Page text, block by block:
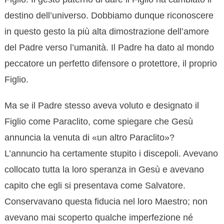
destino dell’universo. Dobbiamo dunque riconoscere
in questo gesto la più alta dimostrazione dell’amore
del Padre verso l’umanità. Il Padre ha dato al mondo
peccatore un perfetto difensore o protettore, il proprio
Figlio.
Ma se il Padre stesso aveva voluto e designato il
Figlio come Paraclito, come spiegare che Gesù
annuncia la venuta di «un altro Paraclito»?
L’annuncio ha certamente stupito i discepoli. Avevano
collocato tutta la loro speranza in Gesù e avevano
capito che egli si presentava come Salvatore.
Conservavano questa fiducia nel loro Maestro; non
avevano mai scoperto qualche imperfezione né